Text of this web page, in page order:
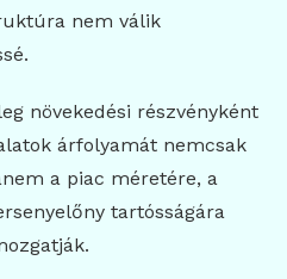
nem válik
növekedési részvényként
árfolyamát nemcsak
a piac méretére, a
tartósságára